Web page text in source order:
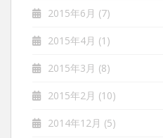
2015年6月 (7)
2015年4月 (1)
2015年3月 (8)
2015年2月 (10)
2014年12月 (5)